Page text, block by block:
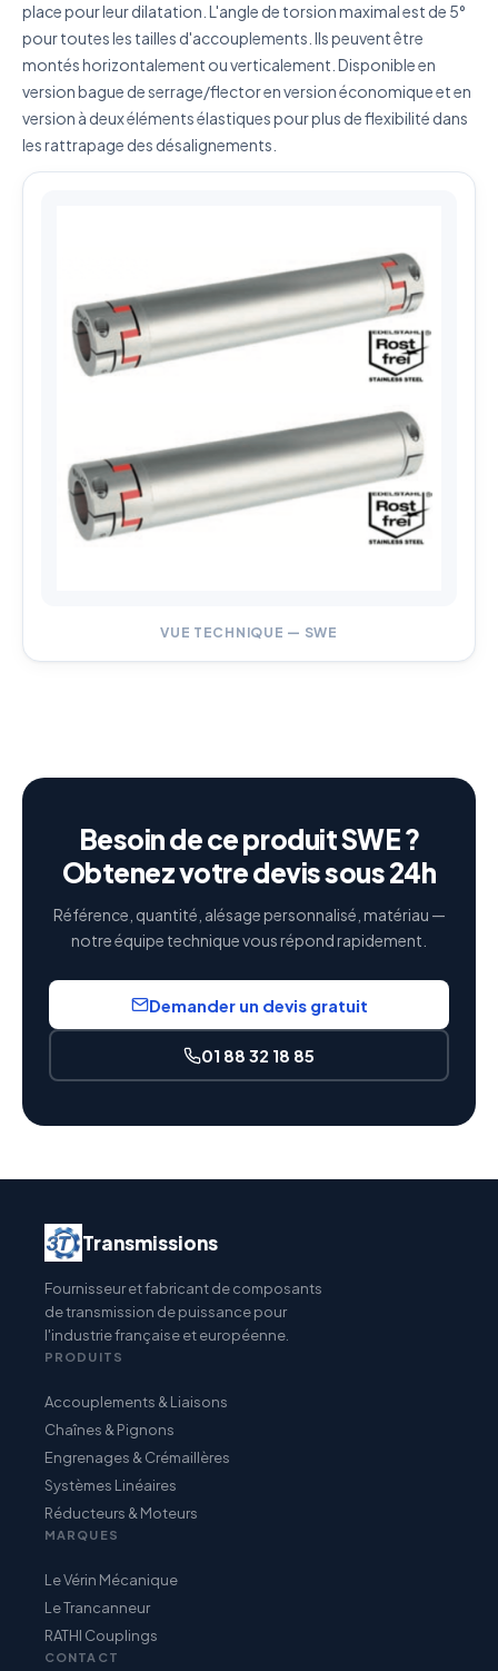
place pour leur dilatation. L'angle de torsion maximal est de 5°
pour toutes les tailles d'accouplements. Ils peuvent être
montés horizontalement ou verticalement. Disponible en
version bague de serrage/flector en version économique et en
version à deux éléments élastiques pour plus de flexibilité dans
les rattrapage des désalignements.
VUE TECHNIQUE — SWE
Besoin de ce produit SWE ?
Obtenez votre devis sous 24h
Référence, quantité, alésage personnalisé, matériau —
notre équipe technique vous répond rapidement.
Demander un devis gratuit
01 88 32 18 85
Transmissions
Fournisseur et fabricant de composants
de transmission de puissance pour
l'industrie française et européenne.
PRODUITS
Accouplements & Liaisons
Chaînes & Pignons
Engrenages & Crémaillères
Systèmes Linéaires
Réducteurs & Moteurs
MARQUES
Le Vérin Mécanique
Le Trancanneur
RATHI Couplings
CONTACT
ma demande.Politique de confidentialité
Envoyer ma demande de devis
Vos données sont protégées et ne seront jamais
partagées